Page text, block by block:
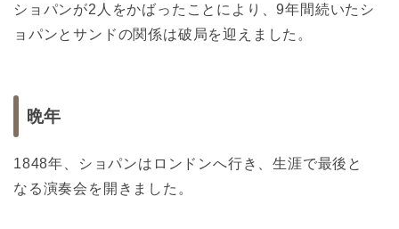
ショパンが2人をかばったことにより、9年間続いたシ
ョパンとサンドの関係は破局を迎えました。
晩年
1848年、ショパンはロンドンへ行き、生涯で最後と
なる演奏会を開きました。